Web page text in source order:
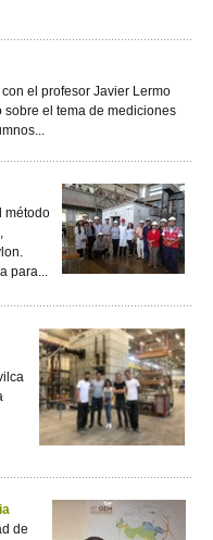
el profesor Javier Lermo
el tema de mediciones
método
para...
de